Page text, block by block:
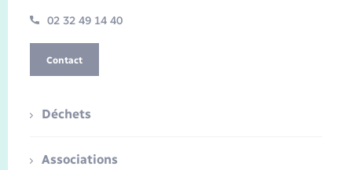
02 32 49 14 40
Contact
Déchets
Associations